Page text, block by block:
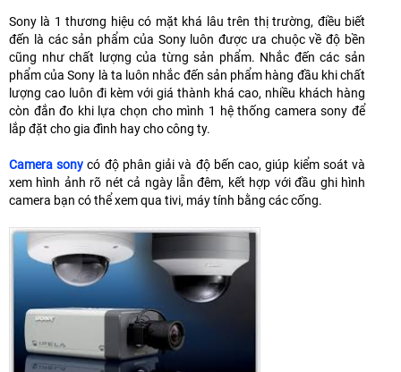
Sony là 1 thương hiệu có mặt khá lâu trên thị trường, điều biết
đến là các sản phẩm của Sony luôn được ưa chuộc về độ bền
cũng như chất lượng của từng sản phẩm. Nhắc đến các sản
phẩm của Sony là ta luôn nhắc đến sản phẩm hàng đầu khi chất
lượng cao luôn đi kèm với giá thành khá cao, nhiều khách hàng
còn đắn đo khi lựa chọn cho mình 1 hệ thống camera sony để
lắp đặt cho gia đình hay cho công ty.
Camera sony có độ phân giải và độ bến cao, giúp kiểm soát và
xem hình ảnh rõ nét cả ngày lẫn đêm, kết hợp với đầu ghi hình
camera bạn có thể xem qua tivi, máy tính bằng các cống.